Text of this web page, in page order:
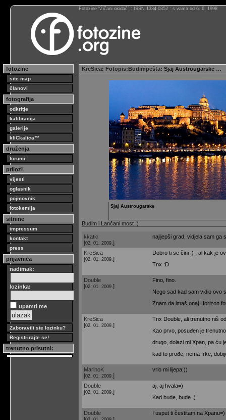
Fotozine “Žičani okidač” : ISSN 1334-0352 : s vama od 6. 6. 1998
fotozine
site map
članovi
fotografija
odkritje
kalibracija
galerije
kliCkalica™
druženja
forumi
prilozi
vijesti
oglasnik
pojmovnik
fotokemija
sitnine
impressum
kontakt
press
prijavnica
nadimak:
lozinka:
upamti me
Zaboravili ste lozinku?
Registrirajte se!
trenutno prisutni:
KreSica: Fotopis:Budimpešta: Sjaj Austrougarske …
Sjaj Austrougarske
Budim i Lančani most :)
kkatic
[02. 01. 2009. ]
najljepši grad, vidjela sam ga
KreSica
[02. 01. 2009. ]
Dobro ti se čini :) , al kak je
Tnx :D
Double
[02. 01. 2009. ]
Fino, fino.
Nego sad kad sam vidio ovo
Znam da imaš onaj Horizon
KreSica
[02. 01. 2009. ]
Tnx Double, ali trenutno niš
Kao prvo, posuđen je
drugo, dolazi mi Xpan, pa ću
kad to prođe, nema frke,
MarinoK
[02. 01. 2009. ]
vrlo mi lijepa:))
Double
[02. 01. 2009. ]
aj, aj hvala=)
Kad bude, bude=)
Double
I usput ti čestitam na Xpanu=)